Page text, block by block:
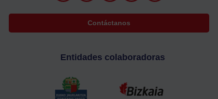
Contáctanos
Entidades colaboradoras